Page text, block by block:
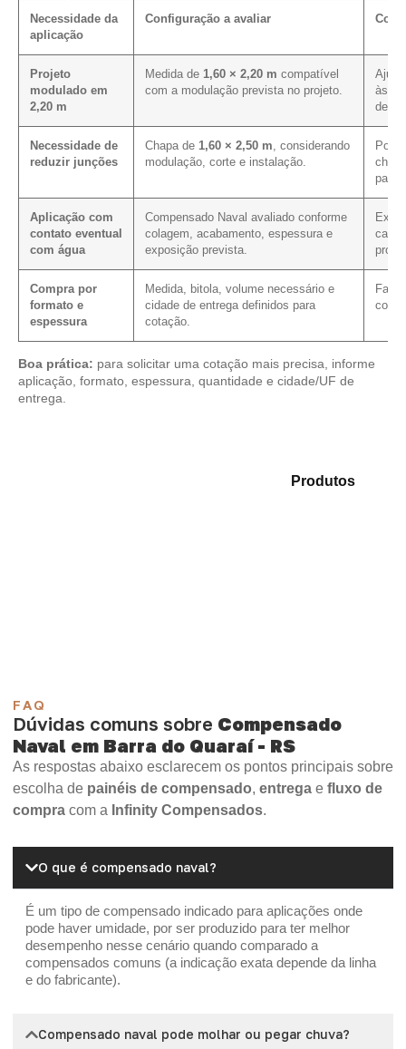
Necessidade da
aplicação
Configuração a avaliar
Projeto
modulado em
2,20 m
Medida de 1,60 × 2,20 m compatível
com a modulação prevista no projeto.
às
Necessidade de
reduzir junções
Chapa de 1,60 × 2,50 m , considerando
modulação, corte e instalação.
para
Aplicação com
contato eventual
com água
Compensado Naval avaliado conforme
colagem, acabamento, espessura e
exposição prevista.
Compra por
formato e
espessura
Medida, bitola, volume necessário e
cidade de entrega definidos para
cotação.
com
Boa prática: para solicitar uma cotação mais precisa, informe
aplicação, formato, espessura, quantidade e cidade/UF de
entrega.
Produtose
FAQ
Dúvidas comuns sobre Compensado
Naval em Barra do Quaraí - RS
As respostas abaixo esclarecem os pontos principais sobre
escolha de painéis de compensado, entrega e fluxo de
compra com a Infinity Compensados.
O que é compensado naval?
É um tipo de compensado indicado para aplicações onde
pode haver umidade, por ser produzido para ter melhor
desempenho nesse cenário quando comparado a
compensados comuns (a indicação exata depende da linha
e do fabricante).
Compensado naval pode molhar ou pegar chuva?